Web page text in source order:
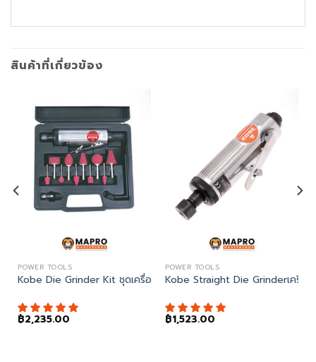
สินค้าที่เกี่ยวข้อง
POWER TOOLS
Kobe Die Grinder Kit ชุดเครื่องเจียรลมแบบคอตรง
฿2,235.00
POWER TOOLS
Kobe Straight Die Grinderเครื่อง
฿1,523.00
Drill สว่านลมด้ามปืน